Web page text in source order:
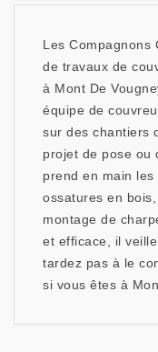
Les Compagnons
de travaux de
à Mont De
équipe de
sur des chantiers
projet de pose ou
prend en main les
ossatures en
montage de
et efficace, il
tardez pas à le
si vous êtes à